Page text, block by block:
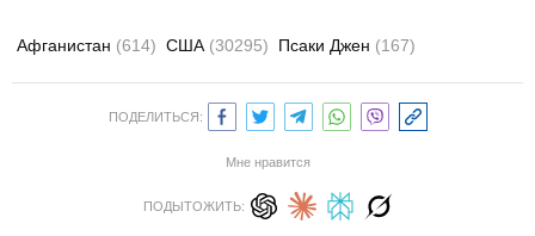
Афганистан (614) США (30295) Псаки Джен (167)
ПОДЕЛИТЬСЯ:
Мне нравится
ПОДЫТОЖИТЬ: